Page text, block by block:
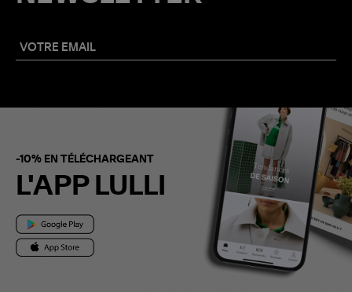
-10% EN TÉLÉCHARGEANT
L'APP LULLI